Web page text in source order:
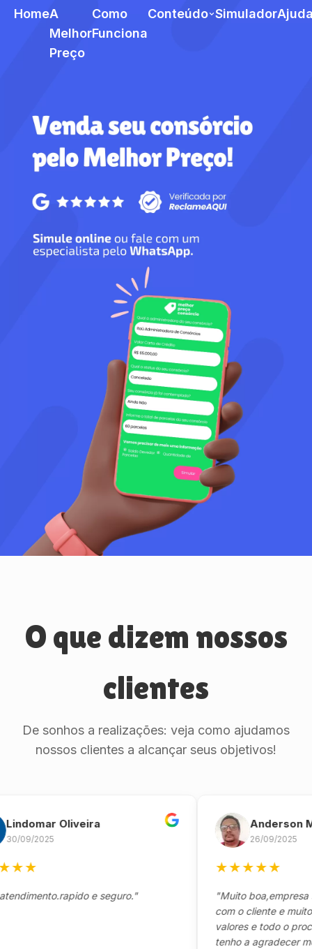
HomeA
Melhor
Preço
Como
Funciona
Conteúdo Simulador
O que dizem nossos
clientes
De sonhos a realizações: veja como ajudamos
nossos clientes a alcançar seus objetivos!
Oliveira
2025
e seguro."
Anderson
26/09/2025
★★★
"Muito boa,empresa
com o cliente e muito
valores e todo o
tenho a agradecer